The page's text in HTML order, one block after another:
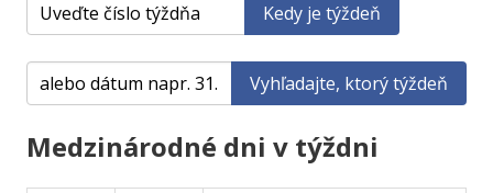
Kedy je týždeň
Vyhľadajte, ktorý týždeň
Medzinárodné dni v týždni